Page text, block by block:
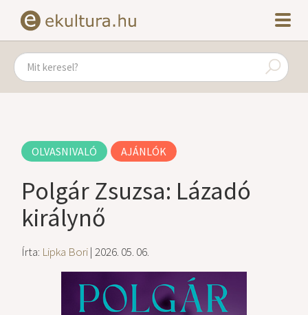
OLVASNIVALÓ AJÁNLÓK
Polgár Zsuzsa: Lázadó
királynő
Írta: Lipka Bori| 2026. 05. 06.